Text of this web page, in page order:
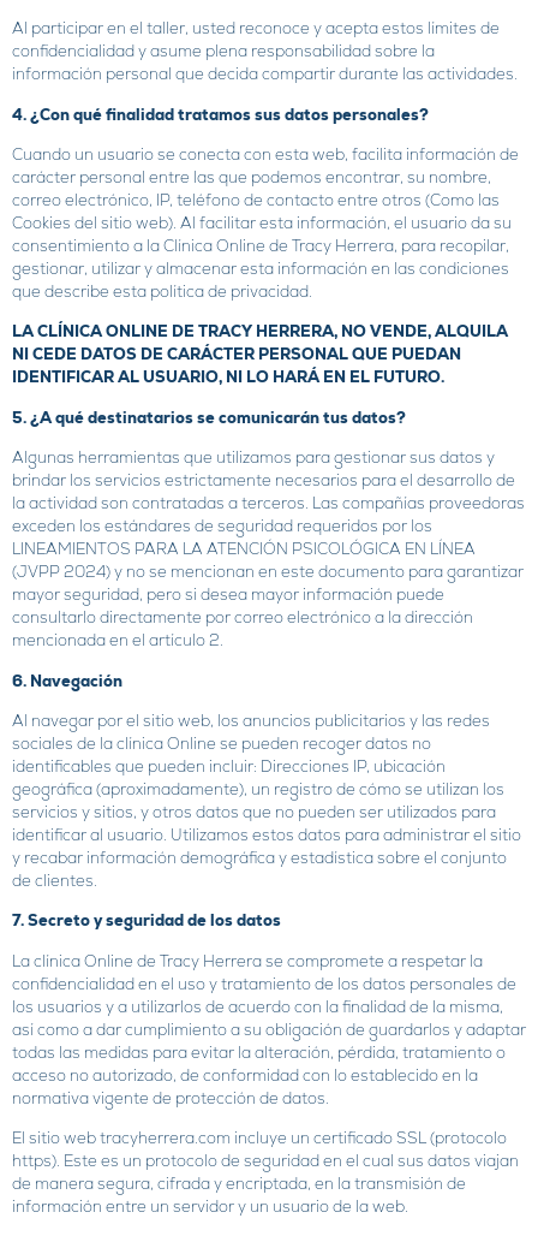
Al participar en el taller, usted reconoce y acepta estos límites de
confidencialidad y asume plena responsabilidad sobre la
información personal que decida compartir durante las actividades.
4. ¿Con qué finalidad tratamos sus datos personales?
Cuando un usuario se conecta con esta web, facilita información de
carácter personal entre las que podemos encontrar, su nombre,
correo electrónico, IP, teléfono de contacto entre otros (Como las
Cookies del sitio web). Al facilitar esta información, el usuario da su
consentimiento a la Clínica Online de Tracy Herrera, para recopilar,
gestionar, utilizar y almacenar esta información en las condiciones
que describe esta política de privacidad.
LA CLÍNICA ONLINE DE TRACY HERRERA, NO VENDE, ALQUILA
NI CEDE DATOS DE CARÁCTER PERSONAL QUE PUEDAN
IDENTIFICAR AL USUARIO, NI LO HARÁ EN EL FUTURO.
5. ¿A qué destinatarios se comunicarán tus datos?
Algunas herramientas que utilizamos para gestionar sus datos y
brindar los servicios estrictamente necesarios para el desarrollo de
la actividad son contratadas a terceros. Las compañías proveedoras
exceden los estándares de seguridad requeridos por los
LINEAMIENTOS PARA LA ATENCIÓN PSICOLÓGICA EN LÍNEA
(JVPP 2024) y no se mencionan en este documento para garantizar
mayor seguridad, pero si desea mayor información puede
consultarlo directamente por correo electrónico a la dirección
mencionada en el artículo 2.
6. Navegación
Al navegar por el sitio web, los anuncios publicitarios y las redes
sociales de la clínica Online se pueden recoger datos no
identificables que pueden incluir: Direcciones IP, ubicación
geográfica (aproximadamente), un registro de cómo se utilizan los
servicios y sitios, y otros datos que no pueden ser utilizados para
identificar al usuario. Utilizamos estos datos para administrar el sitio
y recabar información demográfica y estadística sobre el conjunto
de clientes.
7. Secreto y seguridad de los datos
La clínica Online de Tracy Herrera se compromete a respetar la
confidencialidad en el uso y tratamiento de los datos personales de
los usuarios y a utilizarlos de acuerdo con la finalidad de la misma,
así como a dar cumplimiento a su obligación de guardarlos y adaptar
todas las medidas para evitar la alteración, pérdida, tratamiento o
acceso no autorizado, de conformidad con lo establecido en la
normativa vigente de protección de datos.
El sitio web tracyherrera.com incluye un certificado SSL (protocolo
https). Este es un protocolo de seguridad en el cual sus datos viajan
de manera segura, cifrada y encriptada, en la transmisión de
información entre un servidor y un usuario de la web.